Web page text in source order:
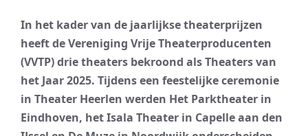
In het kader van de jaarlijkse theaterprijzen
heeft de Vereniging Vrije Theaterproducenten
(VVTP) drie theaters bekroond als Theaters van
het Jaar 2025. Tijdens een feestelijke ceremonie
in Theater Heerlen werden Het Parktheater in
Eindhoven, het Isala Theater in Capelle aan den